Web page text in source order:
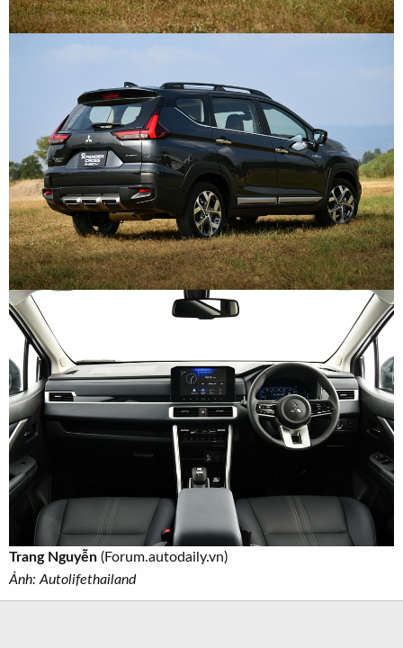
Trang Nguyễn (Forum.autodaily.vn)
Ảnh: Autolifethailand